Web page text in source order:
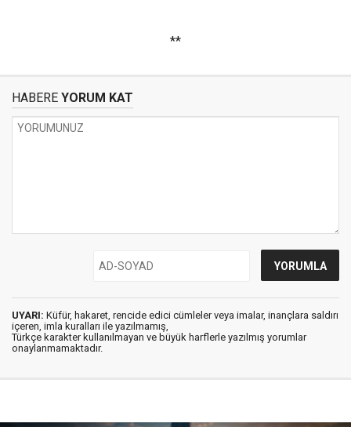
**
HABERE YORUM KAT
UYARI: Küfür, hakaret, rencide edici cümleler veya imalar, inançlara saldırı
içeren, imla kuralları ile yazılmamış,
Türkçe karakter kullanılmayan ve büyük harflerle yazılmış yorumlar
onaylanmamaktadır.